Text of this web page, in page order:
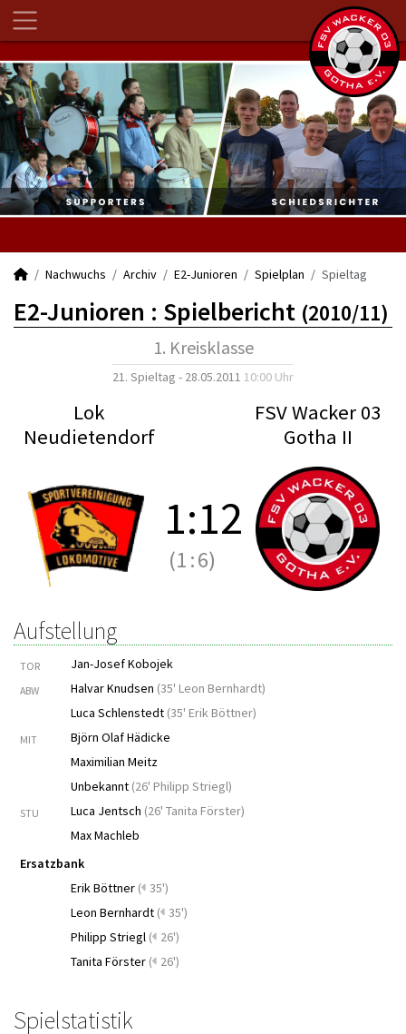
Nachwuchs Archiv E2-Junioren Spielplan Spieltag
E2-Junioren : Spielbericht (2010/11)
1. Kreisklasse
21. Spieltag - 28.05.2011 10:00 Uhr
Lok
Neudietendorf
FSV Wacker 03
Gotha II
1:12
(1:6)
Aufstellung
TOR Jan-Josef Kobojek
ABW Halvar Knudsen (35' Leon Bernhardt)
Luca Schlenstedt (35' Erik Böttner)
MIT
Björn Olaf Hädicke
Maximilian Meitz
Unbekannt (26' Philipp Striegl)
STU Luca Jentsch (26' Tanita Förster)
Max Machleb
Ersatzbank
Erik Böttner ( 35')
Leon Bernhardt ( 35')
Philipp Striegl ( 26')
Tanita Förster ( 26')
Spielstatistik